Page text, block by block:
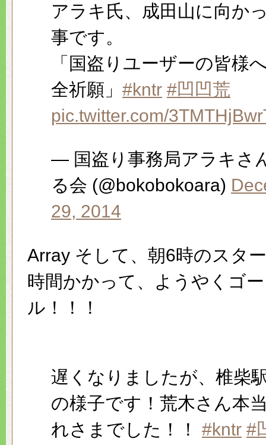
アラキ氏、成田山に向か
事です。
「国盗りユーザーの皆様
全祈願」 #kntr #凹凹荒
pic.twitter.com/
— 国盗り事務局アラキさ
る会 (@bokobokoara)
29, 2014
Array そして、朝6時のスタ
時間かかって、ようやくゴー
ル！！！
遅くなりましたが、椎柴
の様子です！荒木さん本
れさまでした！！ #kntr #